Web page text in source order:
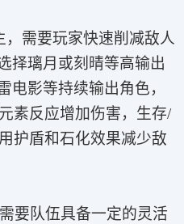
需要玩家快速削减敌人
择璃月或刻晴等高输出
电影等持续输出角色，
素反应增加伤害，生存/
护盾和石化效果减少敌
要队伍具备一定的灵活